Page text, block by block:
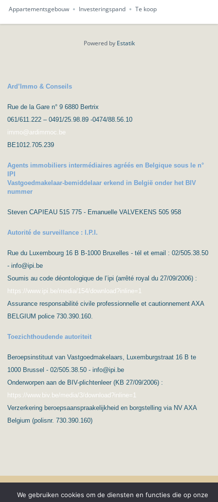
Appartementsgebouw
Investeringspand Te koop
Powered by Estatik
Ard’Immo & Conseils
Rue de la Gare n° 9 6880 Bertrix
061/611.222 – 0491/25.98.89 -0474/88.56.10
immo@ardimmoc.be
BE1012.705.239
Agents immobiliers intermédiaires agréés en Belgique sous le n°
IPI
Vastgoedmakelaar-bemiddelaar erkend in België onder het BIV
nummer
Steven CAPIEAU 515 775 - Emanuelle VALVEKENS 505 958
Autorité de surveillance : I.P.I.
Rue du Luxembourg 16 B B-1000 Bruxelles - tél et email : 02/505.38.50
- info@ipi.be
Soumis au code déontologique de l’ipi (arrêté royal du 27/09/2006) :
https://www.ipi.be/media/154/download?inline=1
Assurance responsabilité civile professionnelle et cautionnement AXA
BELGIUM police 730.390.160.
Toezichthoudende autoriteit
Beroepsinstituut van Vastgoedmakelaars, Luxemburgstraat 16 B te
1000 Brussel - 02/505.38.50 - info@ipi.be
Onderworpen aan de BIV-plichtenleer (KB 27/09/2006) :
https://www.biv.be/media/3/download?inline=1
Verzerkering beroepsaanspraakelijkheid en borgstelling via NV AXA
Belgium (polisnr. 730.390.160)
We gebruiken cookies om de diensten en functies die op onze